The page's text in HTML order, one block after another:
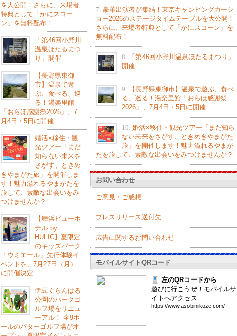
を大公開！さらに、来場者
特典として「かにスコー
ン」を無料配布！
「第46回小野川
温泉ほたるまつ
り」開催
【長野県東御
市】温泉で遊
ぶ、食べる、巡
る！湯楽里館
「おらほ感謝祭2026」、7
月4日・5日に開催
婚活×移住・観
光ツアー「まだ
知らない未来を
さがす、ときめ
きやまがた旅」を開催しま
す！魅力溢れるやまがたを
旅して、素敵な出会いをみ
つけませんか？
【舞浜ビューホ
テル by
HULIC】夏限定
のキッズパーク
「ウミエール」先行体験イ
ベントを、7月27日（月）
に開催決定
伊豆ぐらんぱる
公園のパークゴ
ルフ場をリニュ
ーアル！ 全9ホ
ールのパターゴルフ場がオ
7. 豪華出演者が集結！東京キャンピングカーシ
ョー2026のステージタイムテーブルを大公開！
さらに、来場者特典として「かにスコーン」を
無料配布！
8.
「第46回小野川温泉ほたるまつり」
開催
9.
【長野県東御市】温泉で遊ぶ、食べ
る、巡る！湯楽里館「おらほ感謝祭
2026」、7月4日・5日に開催
10. 婚活×移住・観光ツアー「まだ知ら
ない未来をさがす、ときめきやまがた
旅」を開催します！魅力溢れるやまが
たを旅して、素敵な出会いをみつけませんか？
お問い合わせ
ご意見・ご感想
プレスリリース送付先
広告に関するお問い合わせ
モバイルサイトQRコード
左のQRコードから
遊びに行こうぜ！モバイルサ
イトへアクセス
https://www.asobiniikoze.com/